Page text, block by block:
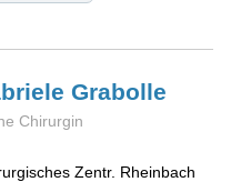
Grabolle
Chirurgin
Zentr. Rheinbach